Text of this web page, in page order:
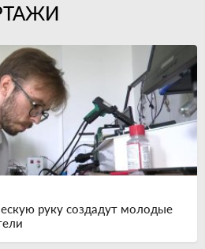
руку создадут молодые